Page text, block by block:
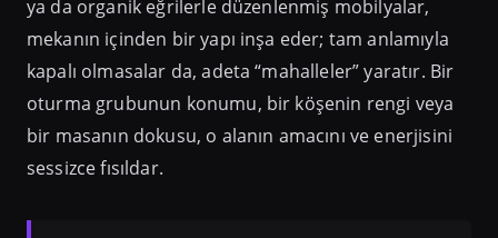
ya da organik eğrilerle düzenlenmiş mobilyalar,
mekanın içinden bir yapı inşa eder; tam anlamıyla
kapalı olmasalar da, adeta “mahalleler” yaratır. Bir
oturma grubunun konumu, bir köşenin rengi veya
bir masanın dokusu, o alanın amacını ve enerjisini
sessizce fısıldar.